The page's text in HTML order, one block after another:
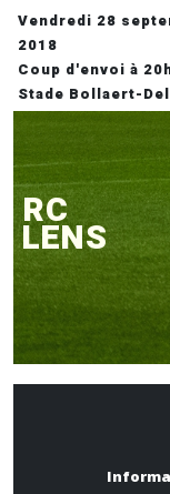
Vendredi 28
2018
Coup d'envoi à
Stade Bollaert-
RC
LENS